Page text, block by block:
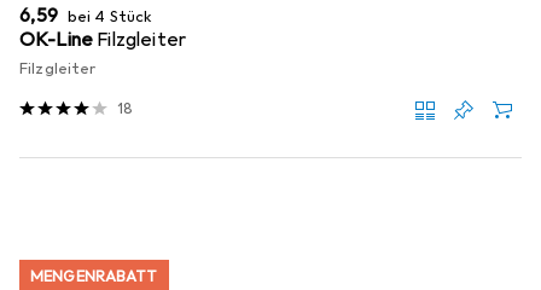
EUR
6,59 bei 4 Stück
OK-Line Filzgleiter
Filzgleiter
18
MENGENRABATT